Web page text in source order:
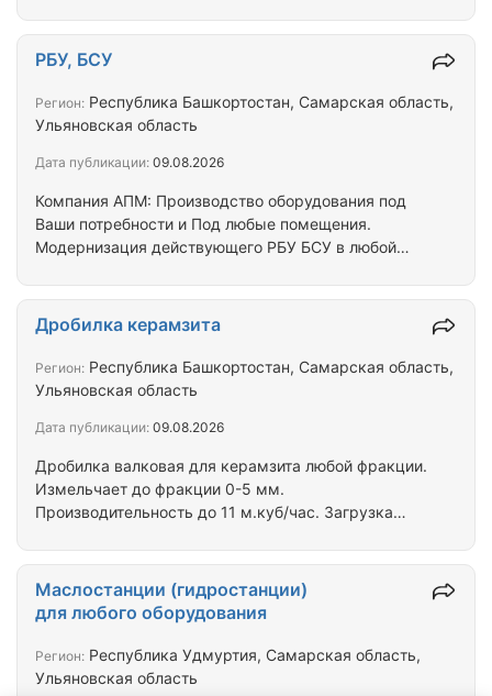
точное дозирование. Собственное производство
всех узлов, установка, пуско-наладка и
техподдержка. Привязка к 1С, отчетность по
электронке и смс, полный контроль производства
Компания АПМ: Производство оборудования под
Ваши потребности и Под любые помещения.
Модернизация действующего РБУ БСУ в любой
шнеки для цемента, дозаторы и многое другое для
бетонных заводов. Все узлы производим сами,
поэтому гарантируем самые низкие цены и
высокое качество. Используем только
производителей автоматики для бетонных заводов
РБУ, БСУ
Регион: Республика Башкортостан, Самарская область,
Ульяновская область
Дата публикации: 09.08.2026
Дробилка валковая для керамзита любой фракции.
Измельчает до фракции 0-5 мм.
Производительность до 11 м.куб/час. Загрузка
заклинивания валков. Регулировка зазора -
винтовое. Регулировка пружины. Преимущества
дробилки для керамзита: Мощная рама-станина
сваренная из швеллера. Прямой привод ведущего
вала от редуктора, исключающий дополнительные
Дробилка керамзита
Регион: Республика Башкортостан, Самарская область,
Ульяновская область
Дата публикации: 09.08.2026
Маслостанции (гидростанции)
для любого оборудования
Регион: Республика Удмуртия, Самарская область,
Ульяновская область